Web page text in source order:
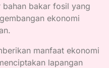
bahan bakar fosil yang
ekonomi
manfaat ekonomi
lapangan